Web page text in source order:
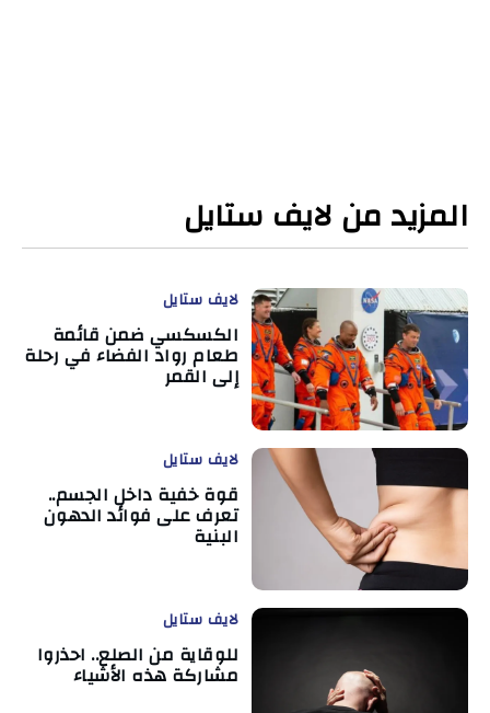
المزيد من لايف ستايل
لايف ستايل
الكسكسي ضمن قائمة
طعام رواد الفضاء في رحلة
إلى القمر
لايف ستايل
قوة خفية داخل الجسم..
تعرف على فوائد الدهون
البنية
لايف ستايل
للوقاية من الصلع.. احذروا
مشاركة هذه الأشياء